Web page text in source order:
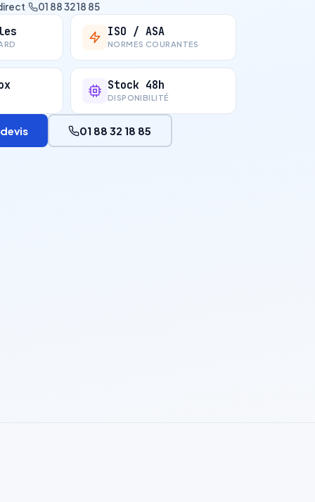
· 01 88 32 18 85
ISO / ASA
NORMES COURANTES
Stock 48h
DISPONIBILITÉ
01 88 32 18 85